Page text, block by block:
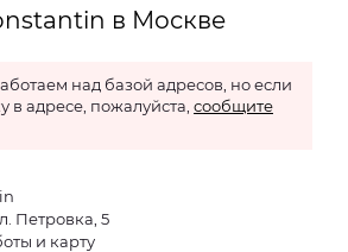
в Москве
над базой адресов, но если
адресе, пожалуйста, сообщите
Петровка, 5
и карту